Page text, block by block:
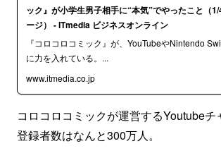
ック』が小学生男子相手に“本気”でやったこと（
ージ） - ITmedia ビジネスオンライン
『コロコロコミック』が、YouTubeやNintendo
に力を入れている。...
www.itmedia.co.jp
コロコロコミックが運営するYoutube
登録者数はなんと300万人。